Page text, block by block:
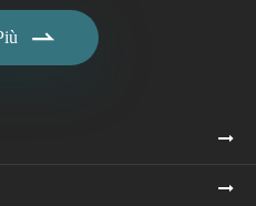
